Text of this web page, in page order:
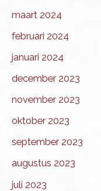
maart 2024
februari 2024
januari 2024
december 2023
november 2023
oktober 2023
september 2023
augustus 2023
juli 2023